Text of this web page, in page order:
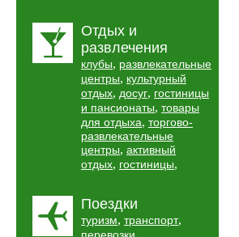
Отдых и
развлечения
клубы, развлекательные
центры, культурный
отдых, досуг, гостиницы
и пансионаты, товары
для отдыха, торгово-
развлекательные
центры, активный
отдых, гостиницы,
Поездки
туризм, транспорт,
,